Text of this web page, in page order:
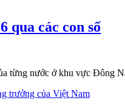
qua các con số
từng nước ở khu vực Đông